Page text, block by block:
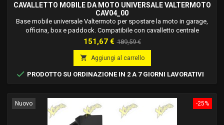
CAVALLETTO MOBILE DA MOTO UNIVERSALE VALTERMOTO
CAV04_00
Base mobile universale Valtermoto per spostare la moto in garage,
officina, box e paddock. Compatibile con cavalletto centrale
Valtermoto VMC.
Prezzo
151,67 € Prezzo
base
189,59 €
 Aggiungi al carrello
 PRODOTTO SU ORDINAZIONE IN 2 A 7 GIORNI LAVORATIVI
-25%
Nuovo